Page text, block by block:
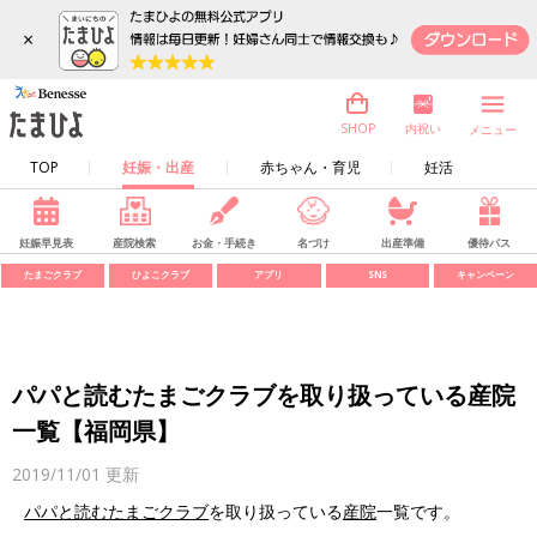
×
TOP 妊娠・出産 赤ちゃん・育児 妊活
SHOP 内祝い メニュー
妊娠早見表 産院検索 お金・手続き 名づけ 出産準備 優待パス
たまごクラブ ひよこクラブ アプリ SNS キャンペーン
パパと読むたまごクラブを取り扱っている産院
一覧【福岡県】
2019/11/01 更新
パパと読むたまごクラブを取り扱っている産院一覧です。